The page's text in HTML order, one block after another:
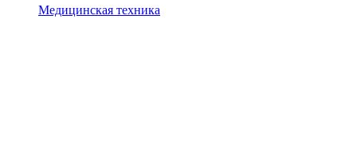
Медицинская техника